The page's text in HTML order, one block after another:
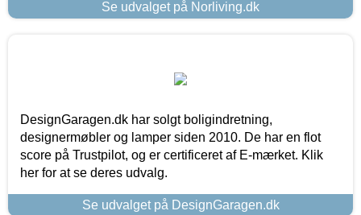
Se udvalget på Norliving.dk
DesignGaragen.dk har solgt boligindretning,
designermøbler og lamper siden 2010. De har en flot
score på Trustpilot, og er certificeret af E-mærket. Klik
her for at se deres udvalg.
Se udvalget på DesignGaragen.dk